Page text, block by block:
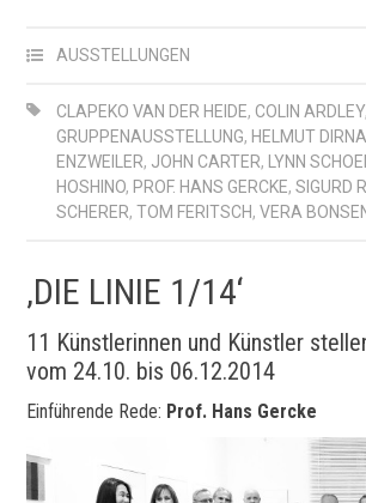
AUSSTELLUNGEN
CLAPEKO VAN DER HEIDE, COLIN ARDLEY
GRUPPENAUSSTELLUNG, HELMUT
ENZWEILER, JOHN CARTER, LYNN
HOSHINO, PROF. HANS GERCKE,SIGURD
SCHERER,TOM FERITSCH,VERA
‚DIE LINIE 1/14‘
11 Künstlerinnen und Künstler
vom 24.10. bis 06.12.2014
Einführende Rede: Prof. Hans Gercke